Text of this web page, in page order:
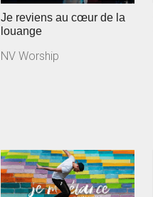
Je reviens au cœur de la
louange
NV Worship